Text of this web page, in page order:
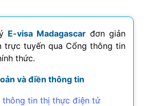
E-visa Madagascar đơn giản
trực tuyến qua Cổng thông tin
thức.
và điền thông tin
thông tin thị thực điện tử